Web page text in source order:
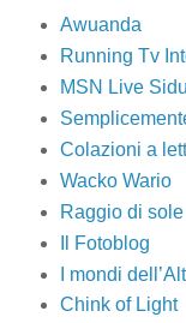
Awuanda
Running Tv
MSN Live
Colazioni a
Wacko Wario
Raggio di sole
Il Fotoblog
I mondi
Chink of Light